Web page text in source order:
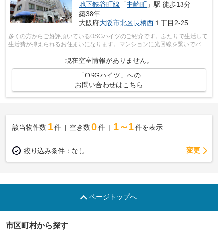
地下鉄谷町線 「中崎町 」駅 徒歩13分
築38年
大阪府大阪市北区長柄西１丁目2-25
多くの方からご好評頂いているOSGハイツのご紹介です。ふたりで生活して
生活費が抑えられるお住まいになります。マンションに光回線を繋いでパソ
現在空室情報がありません。
「OSGハイツ」への
お問い合わせはこちら
該当物件数 1件 空き数 0 件 1～1 件を表示
絞り込み条件： なし 変更
ページトップへ
市区町村から探す